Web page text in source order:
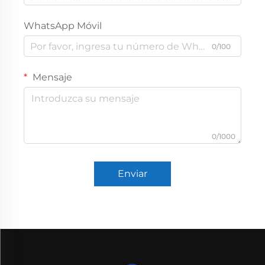
WhatsApp Móvil
0/100
Mensaje
0/1000
Enviar